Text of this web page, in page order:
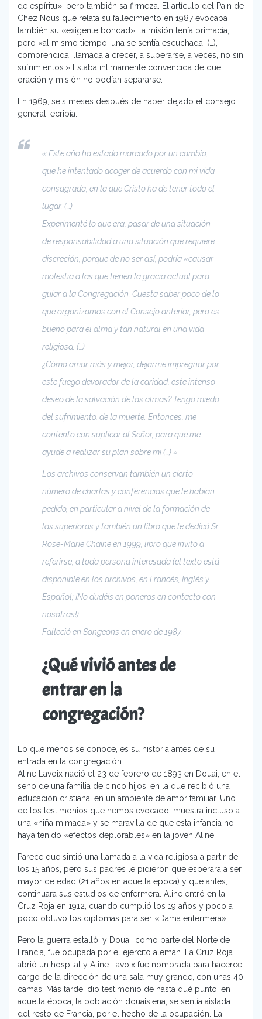
de espíritu», pero también sa firmeza. El artículo del Pain de
Chez Nous que relata su fallecimiento en 1987 evocaba
también su «exigente bondad»: la misión tenía primacía,
pero «al mismo tiempo, una se sentía escuchada, (…),
comprendida, llamada a crecer, a superarse, a veces, no sin
sufrimientos.» Estaba intimamente convencida de que
oración y misión no podían separarse.
En 1969, seis meses después de haber dejado el consejo
general, ecribía:
« Este año ha estado marcado por un cambio,
que he intentado acoger de acuerdo con mi vida
consagrada, en la que Cristo ha de tener todo el
lugar. (…)
Experimenté lo que era, pasar de una situación
de responsabilidad a una situación que requiere
discreción, porque de no ser así, podría «causar
molestia a las que tienen la gracia actual para
guiar a la Congregación. Cuesta saber poco de lo
que organizamos con el Consejo anterior, pero es
bueno para el alma y tan natural en una vida
religiosa. (…)
¿Cómo amar más y mejor, dejarme impregnar por
este fuego devorador de la caridad, este intenso
deseo de la salvación de las almas? Tengo miedo
del sufrimiento, de la muerte. Entonces, me
contento con suplicar al Señor, para que me
ayude a realizar su plan sobre mi (…) »
Los archivos conservan también un cierto
número de charlas y conferencias que le habían
pedido, en particular a nivel de la formación de
las superioras y también un libro que le dedicó Sr
Rose-Marie Chaine en 1999, libro que invito a
referirse, a toda persona interesada (el texto está
disponible en los archivos, en Francés, Inglés y
Español; ¡No dudéis en poneros en contacto con
nosotras!).
Falleció en Songeons en enero de 1987.
¿Qué vivió antes de
entrar en la
congregación?
Lo que menos se conoce, es su historia antes de su
entrada en la congregación.
Aline Lavoix nació el 23 de febrero de 1893 en Douai, en el
seno de una familia de cinco hijos, en la que recibió una
educación cristiana, en un ambiente de amor familiar. Uno
de los testimonios que hemos evocado, muestra incluso a
una «niña mimada» y se maravilla de que esta infancia no
haya tenido «efectos deplorables» en la joven Aline.
Parece que sintió una llamada a la vida religiosa a partir de
los 15 años, pero sus padres le pidieron que esperara a ser
mayor de edad (21 años en aquella época) y que antes,
continuara sus estudios de enfermera. Aline entró en la
Cruz Roja en 1912, cuando cumplió los 19 años y poco a
poco obtuvo los diplomas para ser «Dama enfermera».
Pero la guerra estalló, y Douai, como parte del Norte de
Francia, fue ocupada por el ejército alemán. La Cruz Roja
abrió un hospital y Aline Lavoix fue nombrada para hacerce
cargo de la dirección de una sala muy grande, con unas 40
camas. Más tarde, dio testimonio de hasta qué punto, en
aquella época, la población douaisiena, se sentía aislada
del resto de Francia, por el hecho de la ocupación. La